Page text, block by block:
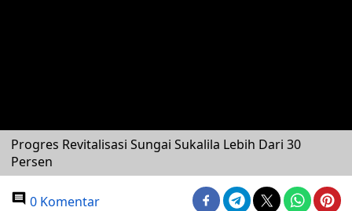
Progres Revitalisasi Sungai Sukalila Lebih Dari 30
Persen
0 Komentar